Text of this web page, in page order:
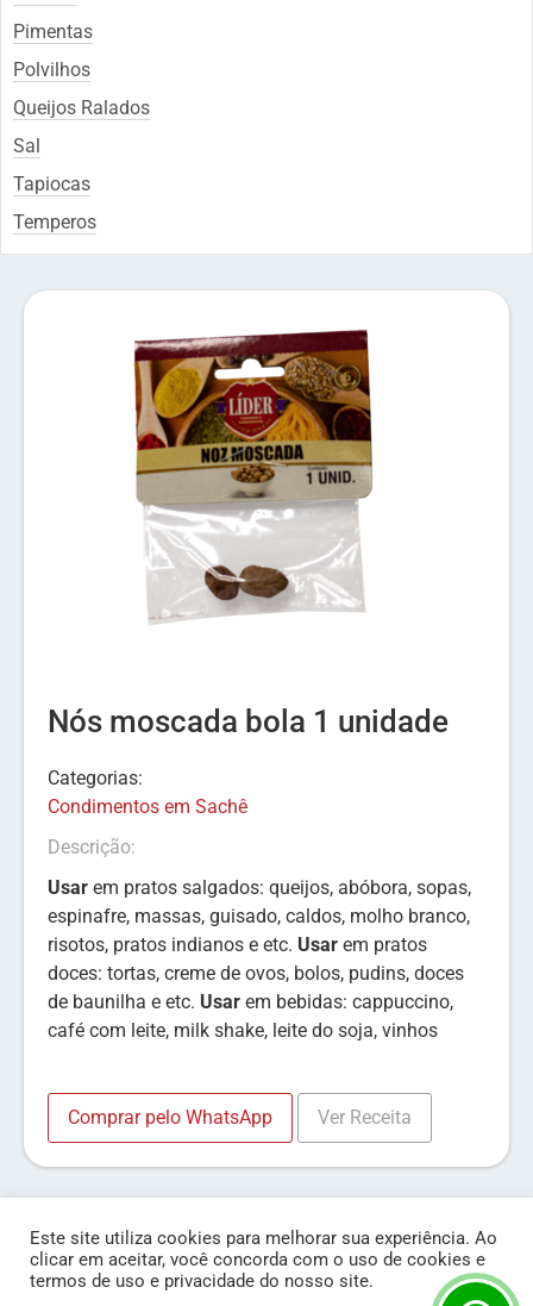
Pimentas
Polvilhos
Queijos Ralados
Sal
Tapiocas
Temperos
Nós moscada bola 1 unidade
Categorias:
Condimentos em Sachê
Descrição:
Usar em pratos salgados: queijos, abóbora, sopas,
espinafre, massas, guisado, caldos, molho branco,
risotos, pratos indianos e etc. Usar em pratos
doces: tortas, creme de ovos, bolos, pudins, doces
de baunilha e etc. Usar em bebidas: cappuccino,
café com leite, milk shake, leite do soja, vinhos
Comprar pelo WhatsApp Ver Receita
Este site utiliza cookies para melhorar sua experiência. Ao
clicar em aceitar, você concorda com o uso de cookies e
termos de uso e privacidade do nosso site.